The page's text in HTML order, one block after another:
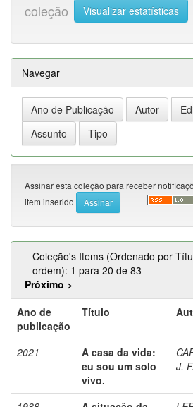
coleção
Visualizar estatísticas
Navegar
Assinar esta coleção para receber
item inserido
Coleção's Items (Ordenado por
ordem): 1 para 20 de 83
Próximo >
Ano de
publicação
Título
2021
A casa da vida:
eu sou um solo
vivo.
J. F.